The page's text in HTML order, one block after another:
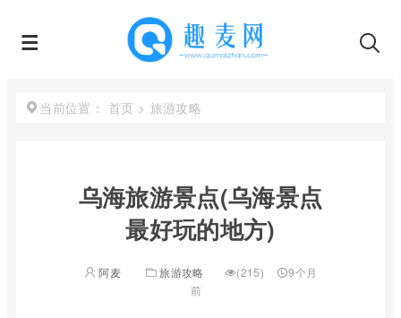
当前位置： 首页 > 旅游攻略
乌海旅游景点(乌海景点
最好玩的地方)
阿麦 旅游攻略 (215)
9个月
前